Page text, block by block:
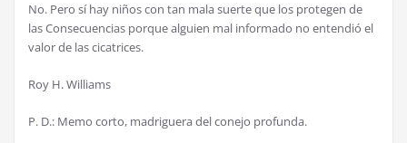
No. Pero sí hay niños con tan mala suerte que los protegen de
las Consecuencias porque alguien mal informado no entendió el
valor de las cicatrices.
Roy H. Williams
P. D.: Memo corto, madriguera del conejo profunda.